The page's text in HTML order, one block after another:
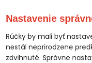
Nastavenie
Rúčky by mali byť
nestál neprirodzene
zdvihnuté. Správne